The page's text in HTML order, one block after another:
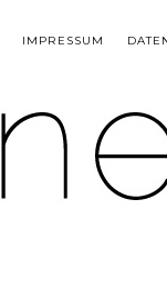
IMPRESSUM